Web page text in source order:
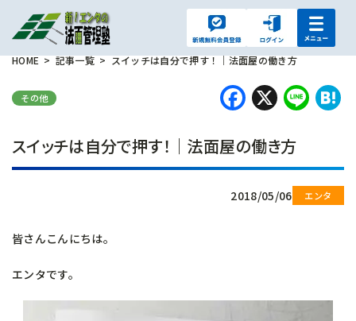
HOME 記事一覧 スイッチは自分で押す！｜法面屋の働き方
その他 X
スイッチは自分で押す！｜法面屋の働き方
2018/05/06
皆さんこんにちは。
エンタです。